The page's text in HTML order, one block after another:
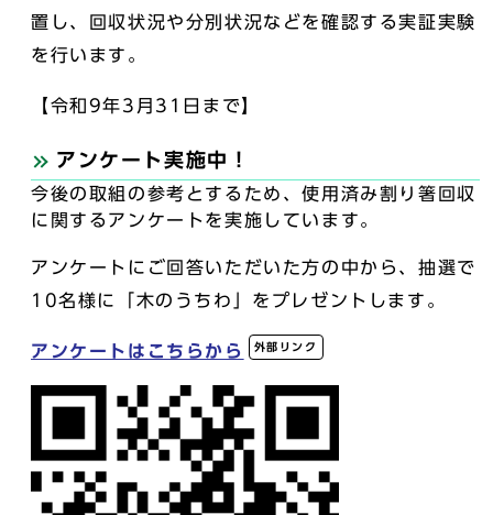
置し、回収状況や分別状況などを確認する実証実験
を行います。
【令和9年3月31日まで】
アンケート実施中！
今後の取組の参考とするため、使用済み割り箸回収
に関するアンケートを実施しています。
アンケートにご回答いただいた方の中から、抽選で
10名様に「木のうちわ」をプレゼントします。
アンケートはこちらから 外部リンク